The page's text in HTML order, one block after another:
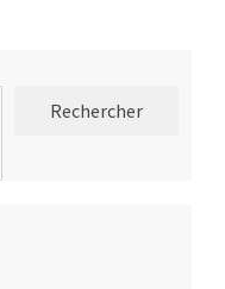
Rechercher